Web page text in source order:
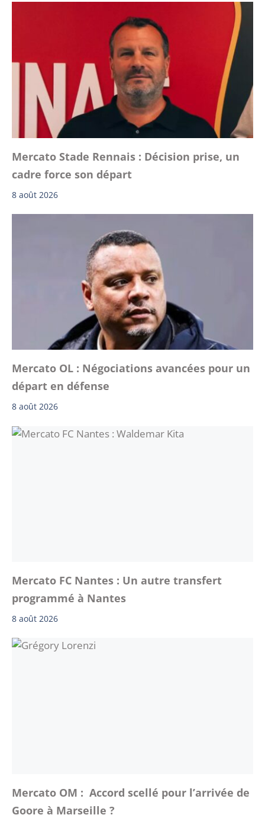
Mercato Stade Rennais : Décision prise, un
cadre force son départ
8 août 2026
Mercato OL : Négociations avancées pour un
départ en défense
8 août 2026
Mercato FC Nantes : Un autre transfert
programmé à Nantes
8 août 2026
Mercato OM : Accord scellé pour l’arrivée de
Goore à Marseille ?